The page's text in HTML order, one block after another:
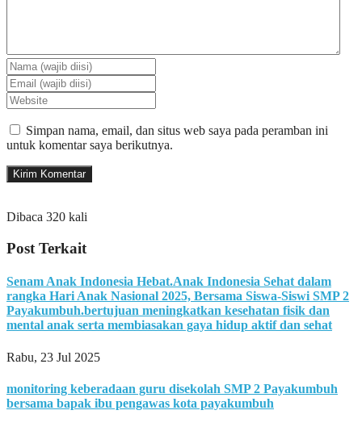
Simpan nama, email, dan situs web saya pada peramban ini
untuk komentar saya berikutnya.
Dibaca 320 kali
Post Terkait
Senam Anak Indonesia Hebat.Anak Indonesia Sehat dalam
rangka Hari Anak Nasional 2025, Bersama Siswa-Siswi SMP 2
Payakumbuh.bertujuan meningkatkan kesehatan fisik dan
mental anak serta membiasakan gaya hidup aktif dan sehat
Rabu, 23 Jul 2025
monitoring keberadaan guru disekolah SMP 2 Payakumbuh
bersama bapak ibu pengawas kota payakumbuh